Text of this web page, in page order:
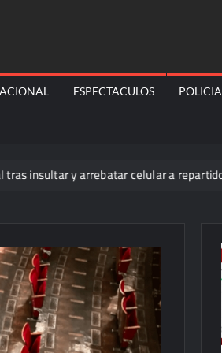
ESPECTACULOS POLICIA
y arrebatar celular a repartidor